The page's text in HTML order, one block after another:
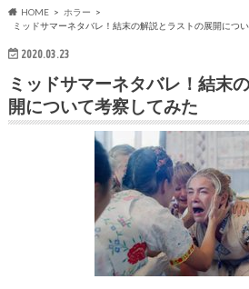
HOME
ホラー
ミッドサマーネタバレ！結末の解説とラストの展開につ
2020.03.23
ミッドサマーネタバレ！結末
開について考察してみた